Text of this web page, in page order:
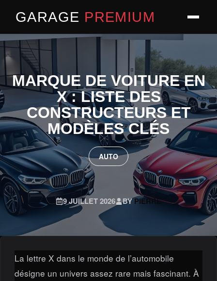
GARAGE PREMIUM
MARQUE DE VOITURE EN
X : LISTE DES
CONSTRUCTEURS ET
MODÈLES CLÉS
AUTO
9 JUILLET 2026 BYPIERRE
La lettre X dans le monde de l’automobile
désigne un univers assez rare mais fascinant. À